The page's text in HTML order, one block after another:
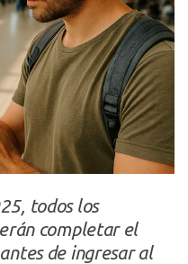
todos los
completar el
de ingresar al